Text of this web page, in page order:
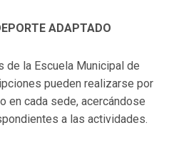
ADAPTADO
de la Escuela Municipal de
pueden realizarse por
en cada sede, acercándose
a las actividades.